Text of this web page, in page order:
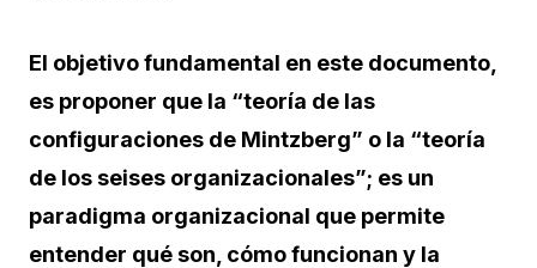
El objetivo fundamental en este documento,
es proponer que la “teoría de las
configuraciones de Mintzberg” o la “teoría
de los seises organizacionales”; es un
paradigma organizacional que permite
entender qué son, cómo funcionan y la